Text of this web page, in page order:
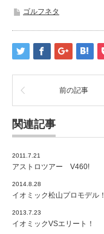
ゴルフネタ
前の記事
関連記事
2011.7.21
アストロツアー V460!
2014.8.28
イオミック松山プロモデル！
2013.7.23
イオミックVSエリート！